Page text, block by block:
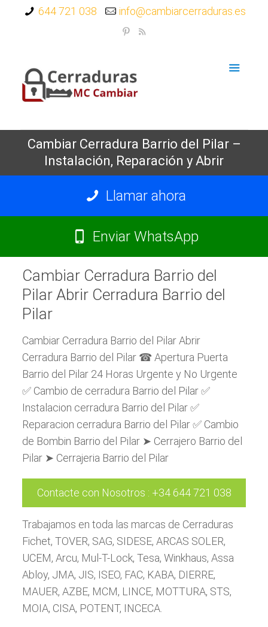
644 721 038 info@cambiarcerraduras.es
Cambiar Cerradura Barrio del Pilar –
Instalación, Reparación y Abrir
Llamar ahora
Enviar WhatsApp
Cambiar Cerradura Barrio del
Pilar Abrir Cerradura Barrio del
Pilar
Cambiar Cerradura Barrio del Pilar Abrir
Cerradura Barrio del Pilar ☎ Apertura Puerta
Barrio del Pilar 24 Horas Urgente y No Urgente
✅ Cambio de cerradura Barrio del Pilar ✅
Instalacion cerradura Barrio del Pilar ✅
Reparacion cerradura Barrio del Pilar ✅ Cambio
de Bombin Barrio del Pilar ➤ Cerrajero Barrio del
Pilar ➤ Cerrajeria Barrio del Pilar
Contacte con Nosotros : +34 644 721 038
Trabajamos en toda las marcas de Cerraduras
Fichet, TOVER, SAG, SIDESE, ARCAS SOLER,
UCEM, Arcu, Mul-T-Lock, Tesa, Winkhaus, Assa
Abloy, JMA, JIS, ISEO, FAC, KABA, DIERRE,
MAUER, AZBE, MCM, LINCE, MOTTURA, STS,
MOIA, CISA, POTENT, INCECA.